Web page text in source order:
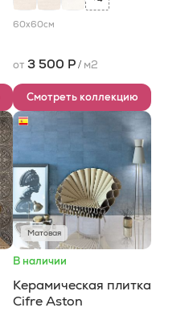
60x60см
от 3 500 Р/ м2
Смотреть коллекцию
Матовая
В наличии
Керамическая плитка
Cifre Aston